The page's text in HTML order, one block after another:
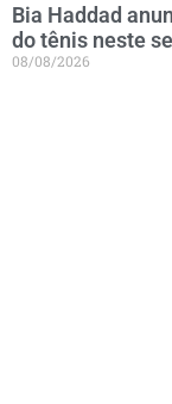
Bia Haddad
do tênis neste
08/08/2026